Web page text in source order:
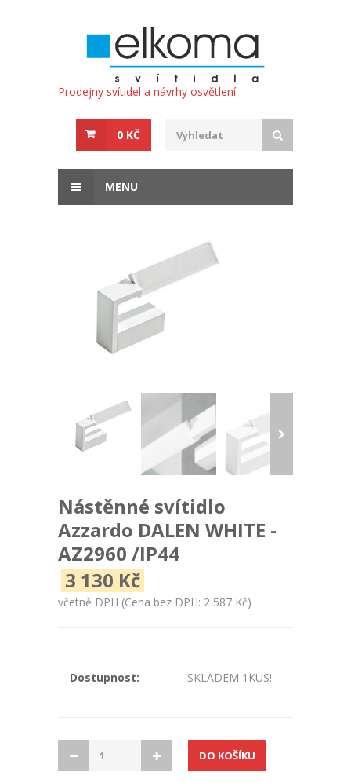
Prodejny svítidel a návrhy osvětlení
0 KČ
MENU
Nástěnné svítidlo
Azzardo DALEN WHITE -
AZ2960 /IP44
3 130 Kč
včetně DPH (Cena bez DPH: 2 587 Kč)
Dostupnost: SKLADEM 1KUS!